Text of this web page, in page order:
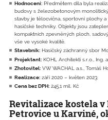
Hodnocení: Předmětem díla byla
budovy s železobetonovým
stavby je tělocvična, sportovní plochy
hasičské techniky. Objekty jsou
kompaktních zpevněných ploch,
vše ve vysoké kvalitě.
Stavebník: Hasičský záchranný sbor
Projektant: KOHL Architekti s.r.o., Ing.
Zhotovitel: VW WACHAL a.s., Tomáš
Realizace: září 2020 – květen 2023
Cena bez DPH: 245,1 mil. Kč
Revitalizace kostela
Petrovice u Karviné,